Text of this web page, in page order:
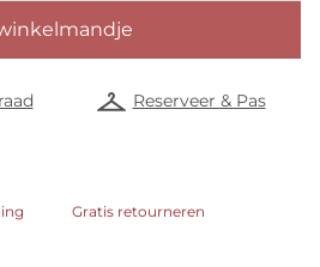
Reserveer & Pas
Gratis retourneren